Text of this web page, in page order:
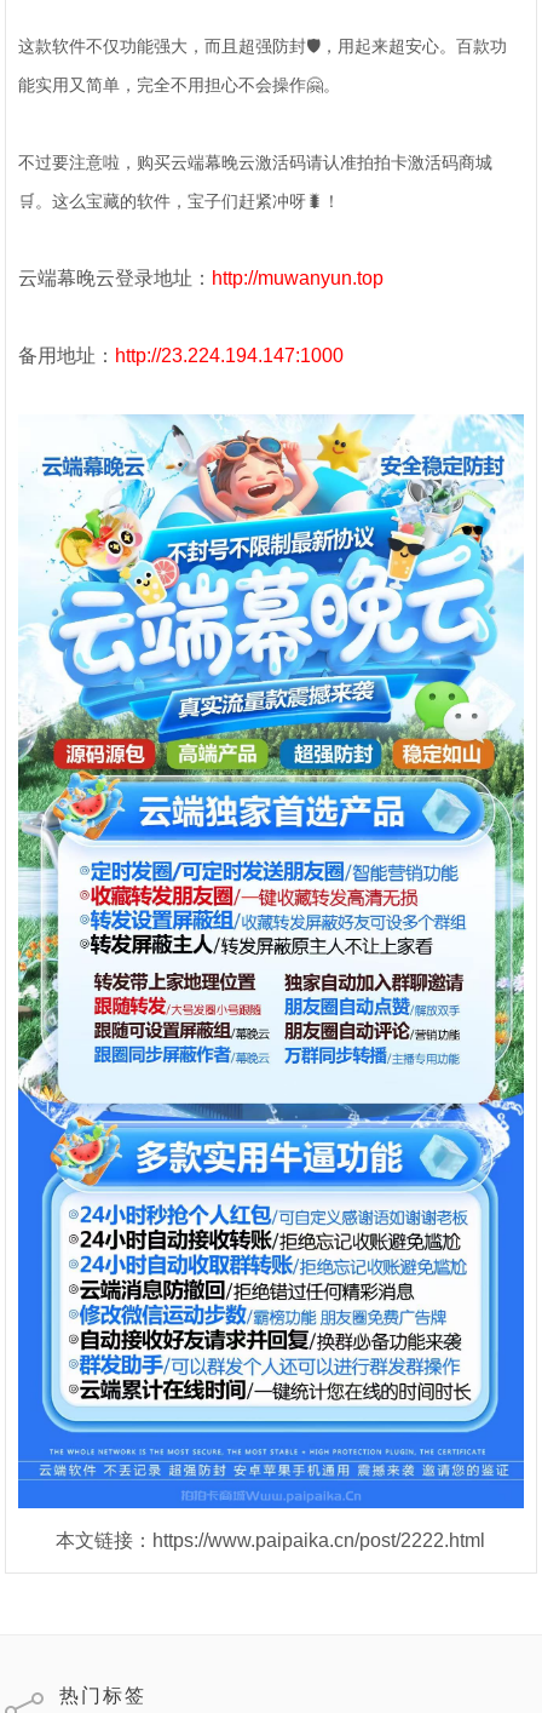
这款软件不仅功能强大，而且超强防封🛡️，用起来超安心。百款功
能实用又简单，完全不用担心不会操作🤗。
不过要注意啦，购买云端幕晚云激活码请认准拍拍卡激活码商城
🛒。这么宝藏的软件，宝子们赶紧冲呀🐛！
云端幕晚云登录地址： http://muwanyun.top
备用地址： http://23.224.194.147:1000
本文链接：https://www.paipaika.cn/post/2222.html
热门标签